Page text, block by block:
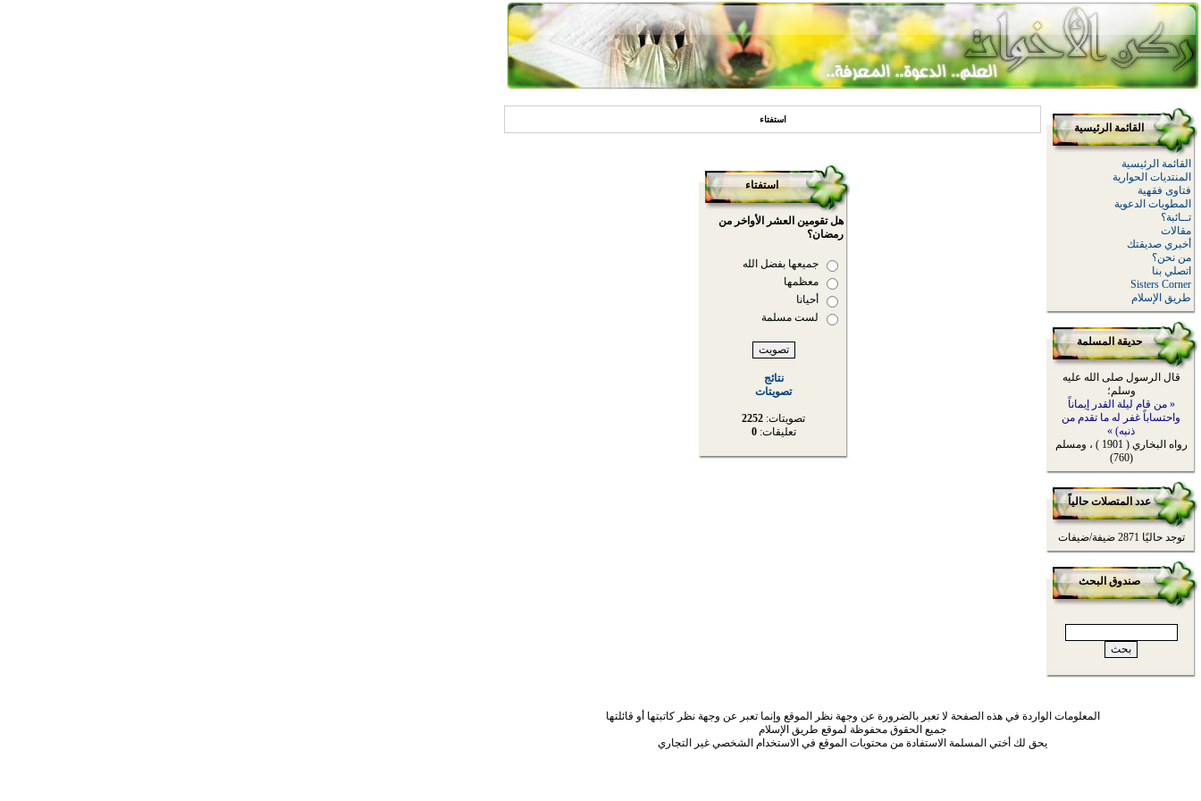
القائمة الرئيسية
القائمة الرئيسية
المنتديات الحوارية
فتاوى فقهية
المطويات الدعوية
تــائبة؟
مقالات
أخبري صديقتك
من نحن؟
اتصلي بنا
Sisters Corner
طريق الإسلام
حديقة المسلمة
قال الرسول صلى الله عليه
وسلم؛
« من قام ليلة القدر إيماناً
واحتساباً غفر له ما تقدم من
ذنبه) »
رواه البخاري ( 1901 ) ، ومسلم
(760)
عدد المتصلات حالياً
توجد حاليًا 2871 ضيفة/ضيفات
صندوق البحث
استفتاء
استفتاء
هل تقومين العشر الأواخر من
رمضان؟
جميعها بفضل الله
معظمها
أحيانا
لست مسلمة
نتائج
تصويتات
تصويتات: 2252
تعليقات:0
المعلومات الواردة في هذه الصفحة لا تعبر بالضرورة عن وجهة نظر الموقع وإنما تعبر عن وجهة نظر كاتبتها أو قائلتها
جميع الحقوق محفوظة لموقع طريق الإسلام
يحق لك أختي المسلمة الاستفادة من محتويات الموقع في الاستخدام الشخصي غير التجاري